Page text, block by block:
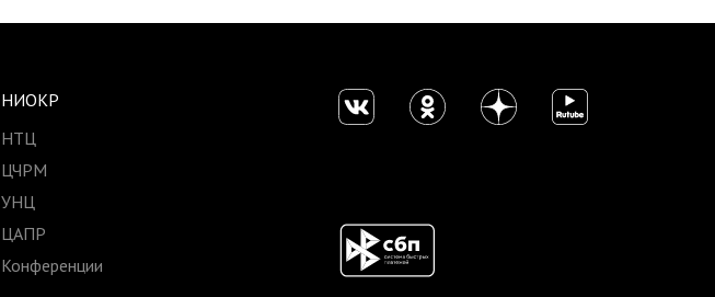
НИОКР
НТЦ
ЦЧРМ
УНЦ
ЦАПР
Конференции